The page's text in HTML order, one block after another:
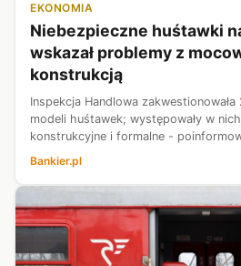
EKONOMIA
Niebezpieczne huśtawki
wskazał problemy z
konstrukcją
Inspekcja Handlowa
modeli huśtawek; występowały w
konstrukcyjne i formalne -
Ochrony Konkurencji i Konsumentów.
nieprawidłowości dotyczyły mocowa...
Bankier.pl